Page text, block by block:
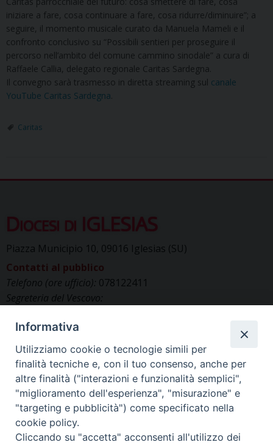
iniziare a fare, cosa continuare a fare, cosa ridurre/diminuire”; a
seguire, il momento musicale curato da Manuela Mameli e il
confronto conclusivo su “Possibili sentieri per proseguire il
percorso nell’ambito del comune cammino sinodale” a cura di
Raffaele Callia, delegato regionale Caritas Sardegna.
Il convegno sarà trasmesso in diretta streaming sul canale
YouTube Caritas Sardegna
Caritas
Diocesi di IGLESIAS
Piazza Municipio 10, 09016 Iglesias (SU)
Contatti al pubblico
Telefono (ore ufficio): 078122411
Segreteria del Vescovo:
Uffici di Curia:curia_iglesias@libero.it
Cancelleria (richiesta documenti):
canc.curia.iglesias@tiscali.it
Comunicazione & media (ufficio stampa):
ucs.iglesias@gmail.com
Informativa
Utilizziamo cookie o tecnologie simili per
finalità tecniche e, con il tuo consenso, anche per
altre finalità ("interazioni e funzionalità semplici",
"miglioramento dell'esperienza", "misurazione" e
"targeting e pubblicità") come specificato nella
cookie policy.
Cliccando su "accetta" acconsenti all'utilizzo dei